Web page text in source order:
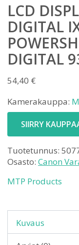
LCD
DIGITAL
DIGITAL
54,40 €
Kamerakauppa:
SIIRRY
Tuotetunnus:
Osasto: Canon
MTP Products
Kuvaus